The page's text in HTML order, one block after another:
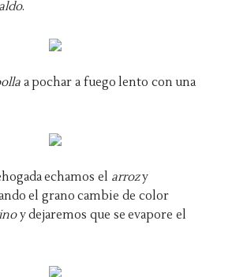
.
a pochar a fuego lento con una
echamos el arrozy
el grano cambie de color
y dejaremos que se evapore el